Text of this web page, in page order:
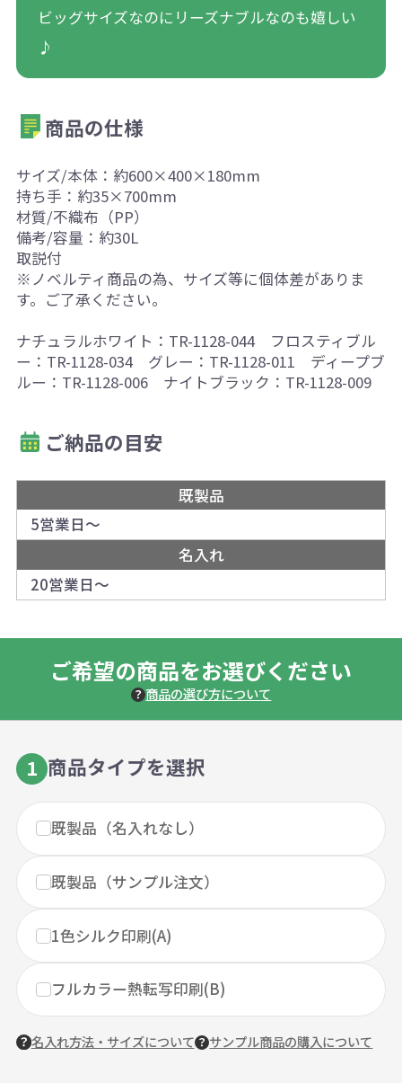
ビッグサイズなのにリーズナブルなのも嬉しい
♪
商品の仕様
サイズ/本体：約600×400×180mm
持ち手：約35×700mm
材質/不織布（PP）
備考/容量：約30L
取説付
※ノベルティ商品の為、サイズ等に個体差がありま
す。ご了承ください。
ナチュラルホワイト：TR-1128-044 フロスティブル
ー：TR-1128-034 グレー：TR-1128-011 ディープブ
ルー：TR-1128-006 ナイトブラック：TR-1128-009
ご納品の目安
既製品
5営業日～
名入れ
20営業日～
ご希望の商品をお選びください
商品の選び方について
1 商品タイプを選択
既製品（名入れなし）
既製品（サンプル注文）
1色シルク印刷(A)
フルカラー熱転写印刷(B)
名入れ方法・サイズについて サンプル商品の購入について